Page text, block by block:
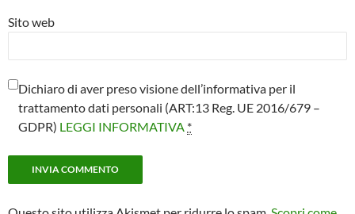
Sito web
Dichiaro di aver preso visione dell’informativa per il
trattamento dati personali (ART:13 Reg. UE 2016/679 –
GDPR) LEGGI INFORMATIVA *